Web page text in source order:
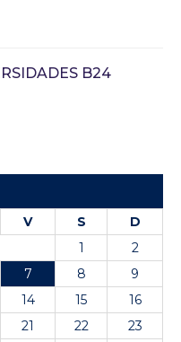
B24
V S
D
1
2
7 8
9
14 15
16
21 22
23